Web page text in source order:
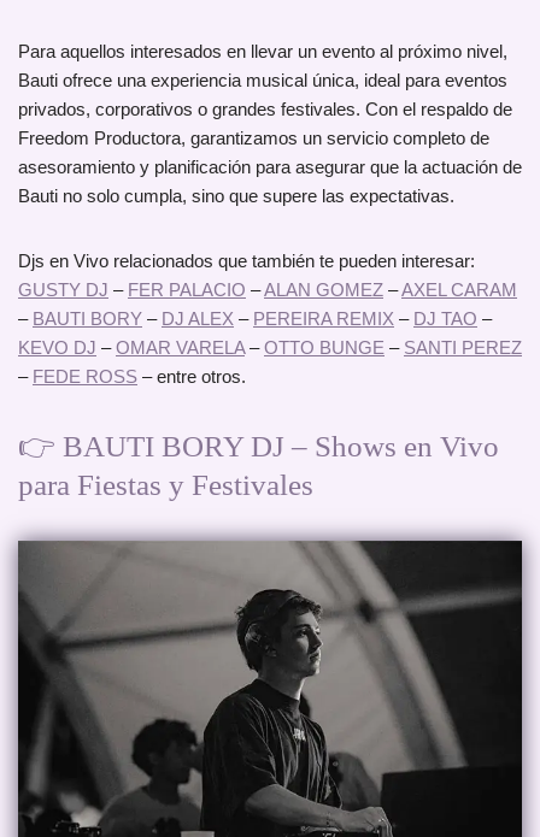
Para aquellos interesados en llevar un evento al próximo nivel,
Bauti ofrece una experiencia musical única, ideal para eventos
privados, corporativos o grandes festivales. Con el respaldo de
Freedom Productora, garantizamos un servicio completo de
asesoramiento y planificación para asegurar que la actuación de
Bauti no solo cumpla, sino que supere las expectativas.
Djs en Vivo relacionados que también te pueden interesar:
GUSTY DJ – FER PALACIO –ALAN GOMEZ –AXEL CARAM
– BAUTI BORY – DJ ALEX – PEREIRA REMIX – DJ TAO –
KEVO DJ –OMAR VARELA–OTTO BUNGE – SANTI PEREZ
– FEDE ROSS – entre otros.
👉 BAUTI BORY DJ – Shows en Vivo
para Fiestas y Festivales